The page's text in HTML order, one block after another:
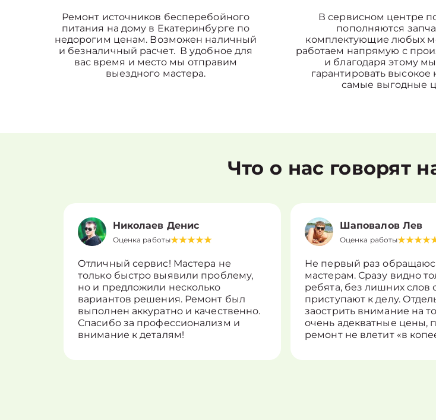
Ремонт источников бесперебойного
питания на дому в Екатеринбурге по
недорогим ценам. Возможен наличный
и безналичный расчет. В удобное для
вас время и место мы отправим
выездного мастера.
В сервисном центре
пополняются
комплектующие любых
работаем напрямую с
и благодаря этому
гарантировать высокое
самые выгодные
Что о нас говорят
Николаев Денис
Оценка работы
Отличный сервис! Мастера не
только быстро выявили проблему,
но и предложили несколько
вариантов решения. Ремонт был
выполнен аккуратно и качественно.
Спасибо за профессионализм и
внимание к деталям!
Шаповалов Лев
Оценка работы
Не первый раз
мастерам. Сразу видно
ребята, без лишних слов
приступают к делу.
заострить внимание на
очень адекватные цены,
ремонт не влетит «в